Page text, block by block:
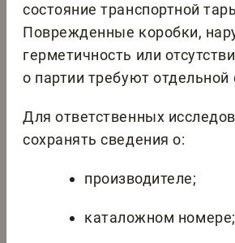
состояние транспортной
Поврежденные коробки,
герметичность или
о партии требуют
Для ответственных
сохранять сведения о:
производителе;
каталожном номере;